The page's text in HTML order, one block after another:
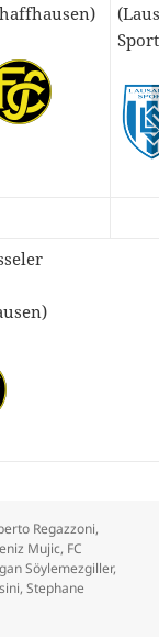
Regazzoni,
Mujic, FC
Söylemezgiller,
,Stephane
es Schaffhausen –